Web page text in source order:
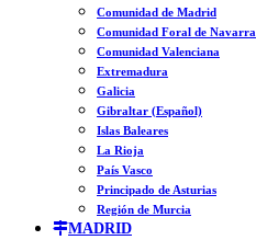
Comunidad de Madrid
Comunidad Foral de Navarra
Comunidad Valenciana
Extremadura
Galicia
Gibraltar (Español)
Islas Baleares
La Rioja
País Vasco
Principado de Asturias
Región de Murcia
MADRID